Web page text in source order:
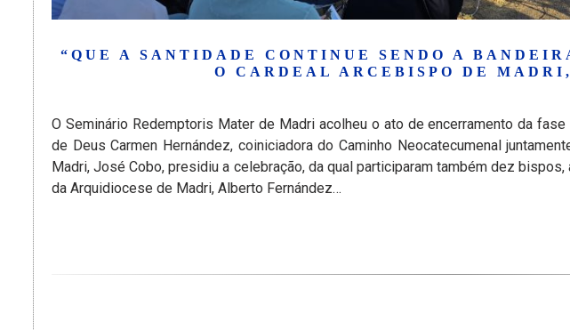
“QUE A SANTIDADE CONTINUE SENDO A
O CARDEAL ARCEBISPO DE
O Seminário Redemptoris Mater de Madri acolheu o ato de encerramento da
de Deus Carmen Hernández, coiniciadora do Caminho Neocatecumenal
Madri, José Cobo, presidiu a celebração, da qual participaram também dez
da Arquidiocese de Madri, Alberto Fernández…